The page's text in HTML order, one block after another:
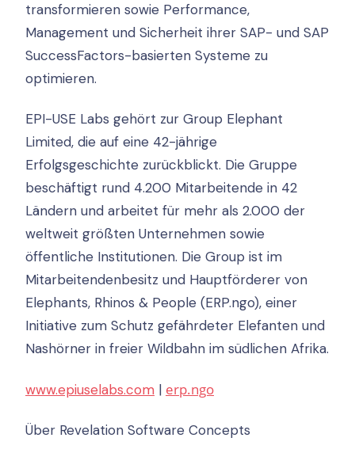
transformieren sowie Performance,
Management und Sicherheit ihrer SAP- und SAP
SuccessFactors-basierten Systeme zu
optimieren.
EPI-USE Labs gehört zur Group Elephant
Limited, die auf eine 42-jährige
Erfolgsgeschichte zurückblickt. Die Gruppe
beschäftigt rund 4.200 Mitarbeitende in 42
Ländern und arbeitet für mehr als 2.000 der
weltweit größten Unternehmen sowie
öffentliche Institutionen. Die Group ist im
Mitarbeitendenbesitz und Hauptförderer von
Elephants, Rhinos & People (ERP.ngo), einer
Initiative zum Schutz gefährdeter Elefanten und
Nashörner in freier Wildbahn im südlichen Afrika.
www.epiuselabs.com | erp.ngo
Über Revelation Software Concepts